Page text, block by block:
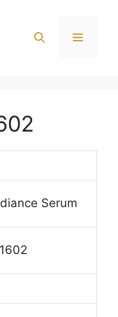
Menu
Serum